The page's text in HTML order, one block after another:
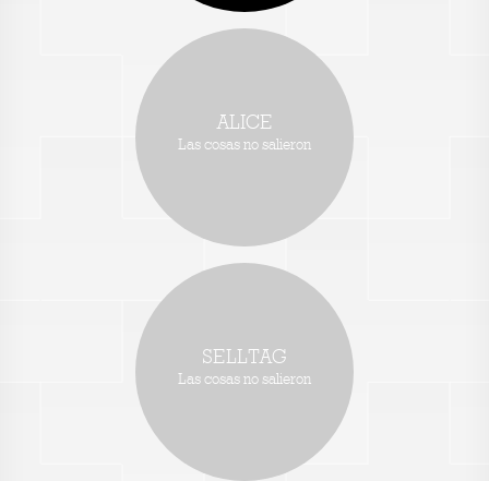
ALICE
Las cosas no salieron
SELLTAG
Las cosas no salieron